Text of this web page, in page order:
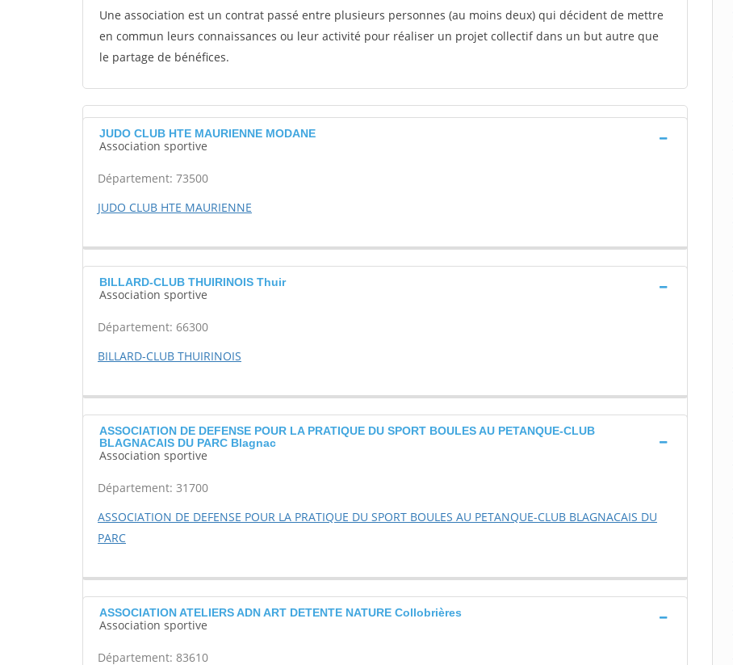
Une association est un contrat passé entre plusieurs personnes (au moins deux) qui décident de mettre
en commun leurs connaissances ou leur activité pour réaliser un projet collectif dans un but autre que
le partage de bénéfices.
JUDO CLUB HTE MAURIENNE MODANE
Association sportive
Département: 73500
JUDO CLUB HTE MAURIENNE
BILLARD-CLUB THUIRINOIS Thuir
Association sportive
Département: 66300
BILLARD-CLUB THUIRINOIS
ASSOCIATION DE DEFENSE POUR LA PRATIQUE DU SPORT BOULES AU PETANQUE-CLUB
BLAGNACAIS DU PARC Blagnac
Association sportive
Département: 31700
ASSOCIATION DE DEFENSE POUR LA PRATIQUE DU SPORT BOULES AU PETANQUE-CLUB BLAGNACAIS DU
PARC
ASSOCIATION ATELIERS ADN ART DETENTE NATURE Collobrières
Association sportive
Département: 83610